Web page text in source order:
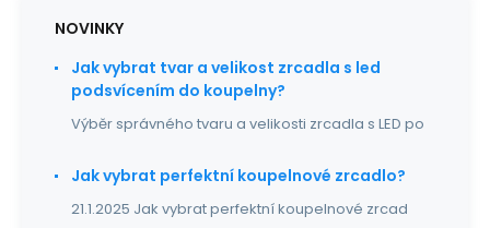
NOVINKY
Jak vybrat tvar a velikost zrcadla s led
podsvícením do koupelny?
Výběr správného tvaru a velikosti zrcadla s LED po
Jak vybrat perfektní koupelnové zrcadlo?
21.1.2025 Jak vybrat perfektní koupelnové zrcad